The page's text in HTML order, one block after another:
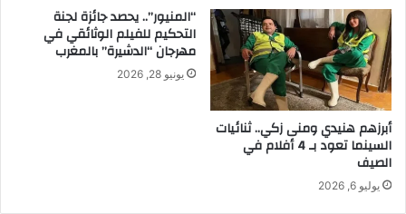
أبرزهم هنيدي ومنى زكي.. ثنائيات
السينما تعود بـ 4 أفلام في
الصيف
يوليو 6, 2026
“المنيور”.. يحصد جائزة لجنة
التحكيم للفيلم الوثائقي في
مهرجان “الدشيرة” بالمغرب
يونيو 28, 2026